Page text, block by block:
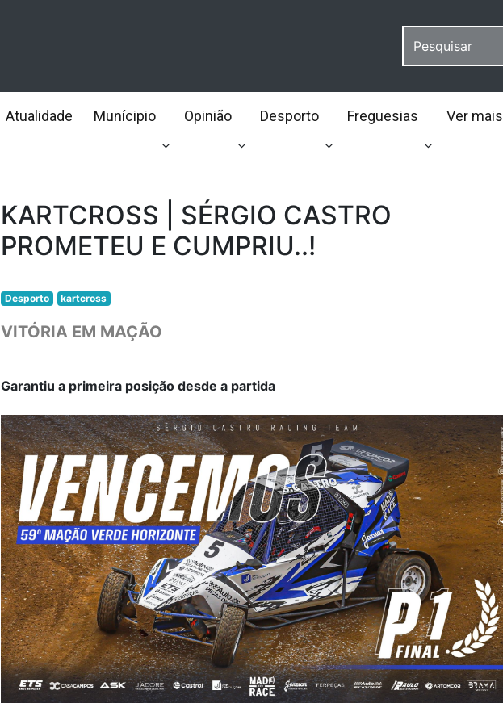
Atualidade Munícipio Opinião Desporto Freguesias Ver mais
KARTCROSS | SÉRGIO CASTRO
PROMETEU E CUMPRIU..!
Desporto kartcross
VITÓRIA EM MAÇÃO
Garantiu a primeira posição desde a partida